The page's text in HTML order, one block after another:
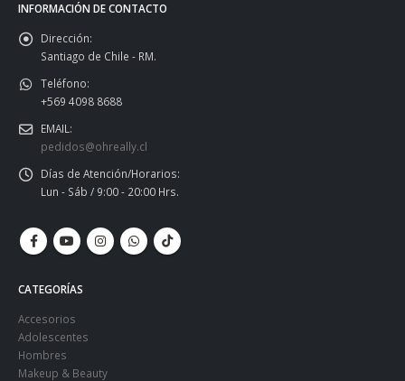
INFORMACIÓN DE CONTACTO
Dirección:
Santiago de Chile - RM.
Teléfono:
+569 4098 8688
EMAIL:
pedidos@ohreally.cl
Días de Atención/Horarios:
Lun - Sáb / 9:00 - 20:00 Hrs.
CATEGORÍAS
Accesorios
Adolescentes
Hombres
Makeup & Beauty